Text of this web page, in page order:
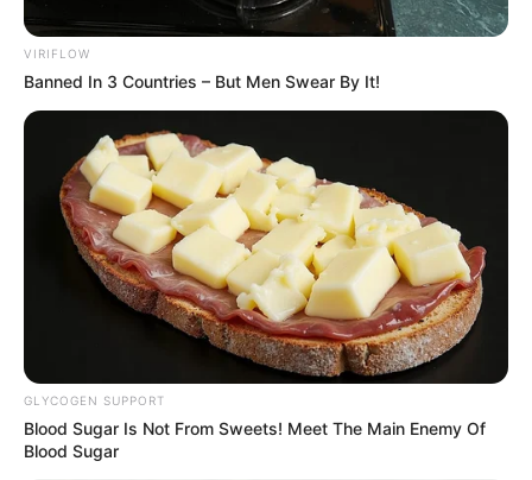
VIRIFLOW
Banned In 3 Countries – But Men Swear By It!
GLYCOGEN SUPPORT
Blood Sugar Is Not From Sweets! Meet The Main Enemy Of
Blood Sugar